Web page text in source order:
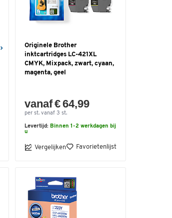
Originele Brother
inktcartridges LC-421XL
CMYK, Mixpack, zwart, cyaan,
magenta, geel
vanaf € 64,99
per st. vanaf 3 st.
Levertijd: Binnen 1-2 werkdagen bij
u
Vergelijken Favorietenlijst